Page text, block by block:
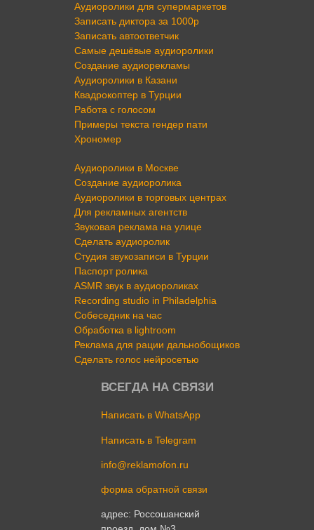
Аудиоролики для супермаркетов
Записать диктора за 1000р
Записать автоответчик
Самые дешёвые аудиоролики
Создание аудиорекламы
Аудиоролики в Казани
Квадрокоптер в Турции
Работа с голосом
Примеры текста гендер пати
Хрономер
Аудиоролики в Москве
Создание аудиоролика
Аудиоролики в торговых центрах
Для рекламных агентств
Звуковая реклама на улице
Сделать аудиоролик
Студия звукозаписи в Турции
Паспорт ролика
ASMR звук в аудиороликах
Recording studio in Philadelphia
Собеседник на час
Обработка в lightroom
Реклама для рации дальнобощиков
Сделать голос нейросетью
ВСЕГДА НА СВЯЗИ
Написать в WhatsApp
Написать в Telegram
info@reklamofon.ru
форма обратной связи
адрес: Россошанский